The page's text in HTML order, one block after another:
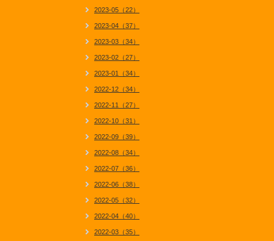
2023-05（22）
2023-04（37）
2023-03（34）
2023-02（27）
2023-01（34）
2022-12（34）
2022-11（27）
2022-10（31）
2022-09（39）
2022-08（34）
2022-07（36）
2022-06（38）
2022-05（32）
2022-04（40）
2022-03（35）